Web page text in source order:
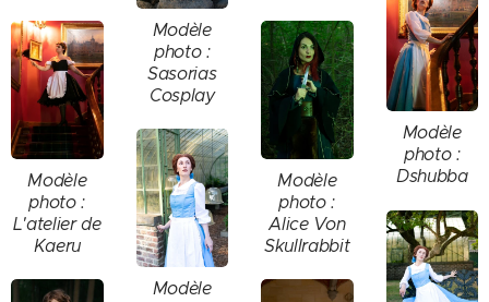
Modèle
photo :
Sasorias
Cosplay
Modèle
photo :
Dshubba
Modèle
photo :
L'atelier de
Kaeru
Modèle
photo :
Alice Von
Skullrabbit
Modèle